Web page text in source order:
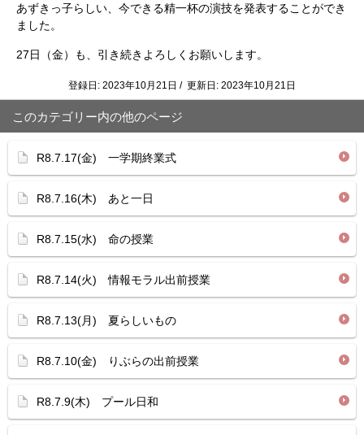
あずきっ子らしい、今できる精一杯の演技を発表することができ
ました。
27日（金）も、引き続きよろしくお願いします。
登録日: 2023年10月21日 / 更新日: 2023年10月21日
このカテゴリー内の他のページ
R8.7.17(金) 一学期終業式
R8.7.16(木) あと一日
R8.7.15(水) 命の授業
R8.7.14(火) 情報モラル出前授業
R8.7.13(月) 夏らしいもの
R8.7.10(金) りぶらの出前授業
R8.7.9(木) プール日和